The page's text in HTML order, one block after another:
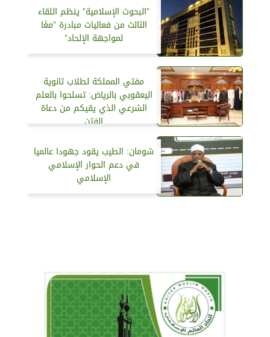
”البحوث الإسلامية” ينظم اللقاء
الثالث من فعاليات مبادرة ”معًا
لمواجهة الإلحاد”
مفتي المملكة لطلاب ثانوية
اليعقوبي بالرياض: تسلحوا بالعلم
الشرعي الذي يقيكم من دعاة
الفتن
شومان: الطيب يقود جهودا عالميا
في دعم الحوار الإسلامي
الإسلامي